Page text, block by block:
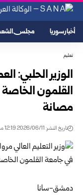
أخبار سوريا مجلس
تعليم
الوزير الحلبي:
القلمون
‏مصانة‏
تاريخ النشر: 2026/06/11 12:19 مساءً
‏دمشق-سانا‏